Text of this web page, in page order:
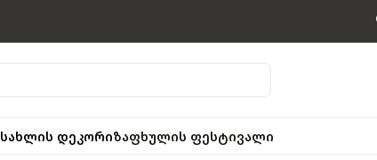
სახლის დეკორიზაფხულის ფესტივალი